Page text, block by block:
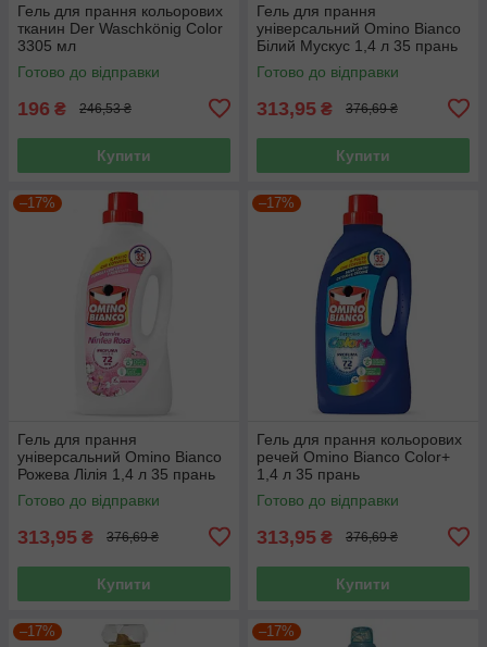
Гель для прання кольорових
тканин Der Waschkönig Color
3305 мл
Готово до відправки
196 ₴ 246,53 ₴
Купити
Гель для прання
універсальний Omino Bianco
Білий Мускус 1,4 л 35 прань
Готово до відправки
313,95 ₴ 376,69 ₴
Купити
–17%
Гель для прання
універсальний Omino Bianco
Рожева Лілія 1,4 л 35 прань
Готово до відправки
313,95 ₴ 376,69 ₴
Купити
–17%
Гель для прання кольорових
речей Omino Bianco Color+
1,4 л 35 прань
Готово до відправки
313,95 ₴ 376,69 ₴
Купити
–17% –17%